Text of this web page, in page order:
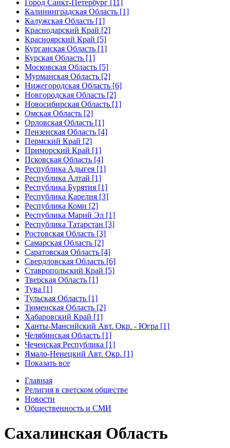
Город Санкт-Петербург [11]
Калининградская Область [1]
Калужская Область [1]
Краснодарский Край [2]
Красноярский Край [5]
Курганская Область [1]
Курская Область [1]
Московская Область [5]
Мурманская Область [2]
Нижегородская Область [6]
Новгородская Область [2]
Новосибирская Область [1]
Омская Область [2]
Орловская Область [1]
Пензенская Область [4]
Пермский Край [2]
Приморский Край [1]
Псковская Область [4]
Республика Адыгея [1]
Республика Алтай [1]
Республика Бурятия [1]
Республика Карелия [3]
Республика Коми [2]
Республика Марий Эл [1]
Республика Татарстан [3]
Ростовская Область [3]
Самарская Область [2]
Саратовская Область [4]
Свердловская Область [6]
Ставропольский Край [5]
Тверская Область [1]
Тува [1]
Тульская Область [1]
Тюменская Область [2]
Хабаровский Край [1]
Ханты-Мансийский Авт. Окр. - Югра [1]
Челябинская Область [1]
Чеченская Республика [1]
Ямало-Ненецкий Авт. Окр. [1]
Показать все
Главная
Религия в светском обществе
Новости
Общественность и СМИ
Сахалинская Область